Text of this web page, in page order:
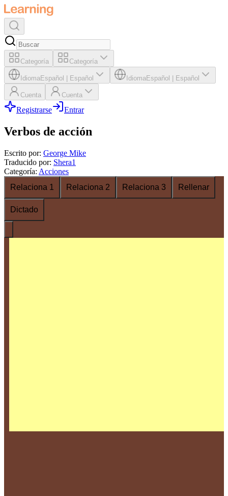
Categoría Categoría
IdiomaEspañol Español IdiomaEspañol Español
Cuenta Cuenta
Registrarse Entrar
Verbos de acción
Escrito por: George Mike
Traducido por: Shera1
Categoría: Acciones
Relaciona 1
Relaciona 2 Relaciona 3 Rellenar
Dictado